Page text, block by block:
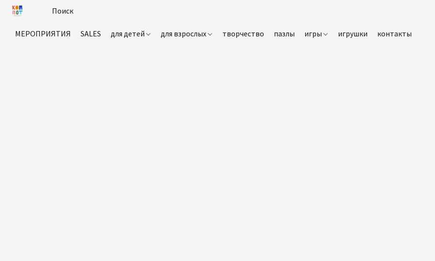
МЕРОПРИЯТИЯ SALES для детей для взрослых творчество пазлы игры игрушки контакты